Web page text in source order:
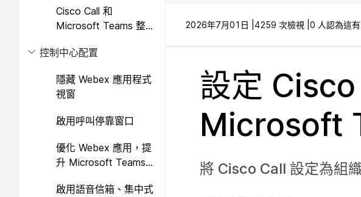
Cisco Call 和
Microsoft Teams 整合
控制中心配置
隱藏 Webex 應用程式
視窗
啟用呼叫停靠窗口
優化 Webex 應用，提
升 Microsoft Teams
啟用語音信箱、集中式
2026年7月01日 | 4259 次檢視 | 0 人認為這
設定
Microsoft
將 Cisco Call 設定為組